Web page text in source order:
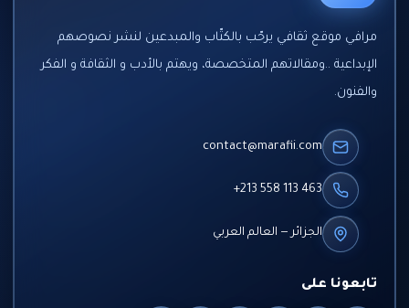
مرافي موقع ثقافي يرحّب بالكتّاب والمبدعين لنشر نصوصهم
الإبداعية ..ومقالاتهم المتخصصة، ويهتم بالأدب و الثقافة و الفكر
والفنون.
contact@marafii.com
+213 558 113 463
الجزائر — العالم العربي
تابعونا على